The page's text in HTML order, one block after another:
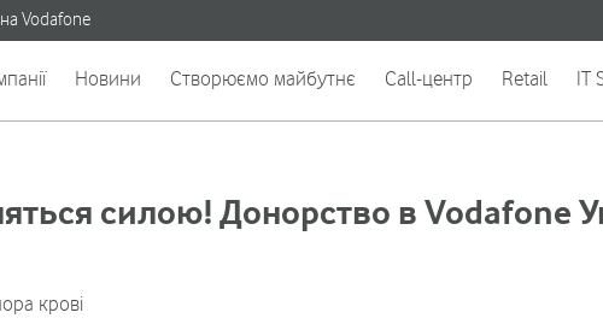
Vodafone
Новини Створюємо майбутнє Call-центр Retail IT
силою! Донорство в Vodafone
крові